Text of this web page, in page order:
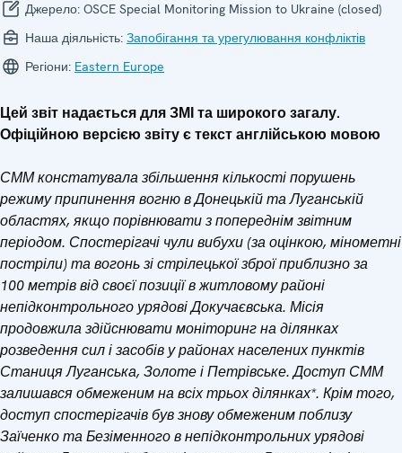
Джерело: OSCE Special Monitoring Mission to Ukraine (closed)
Наша діяльність: Запобігання та урегулювання конфліктів
Регіони: Eastern Europe
Цей звіт надається для ЗМІ та широкого загалу.
Офіційною версією звіту є текст англійською мовою
СММ констатувала збільшення кількості порушень
режиму припинення вогню в Донецькій та Луганській
областях, якщо порівнювати з попереднім звітним
періодом. Спостерігачі чули вибухи (за оцінкою, мінометні
постріли) та вогонь зі стрілецької зброї приблизно за
100 метрів від своєї позиції в житловому районі
непідконтрольного урядові Докучаєвська. Місія
продовжила здійснювати моніторинг на ділянках
розведення сил і засобів у районах населених пунктів
Станиця Луганська, Золоте і Петрівське. Доступ СММ
залишався обмеженим на всіх трьох ділянках*. Крім того,
доступ спостерігачів був знову обмеженим поблизу
Заїченко та Безіменного в непідконтрольних урядові